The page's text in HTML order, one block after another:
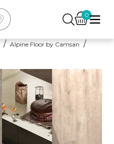
0
Alpine Floor by Camsan